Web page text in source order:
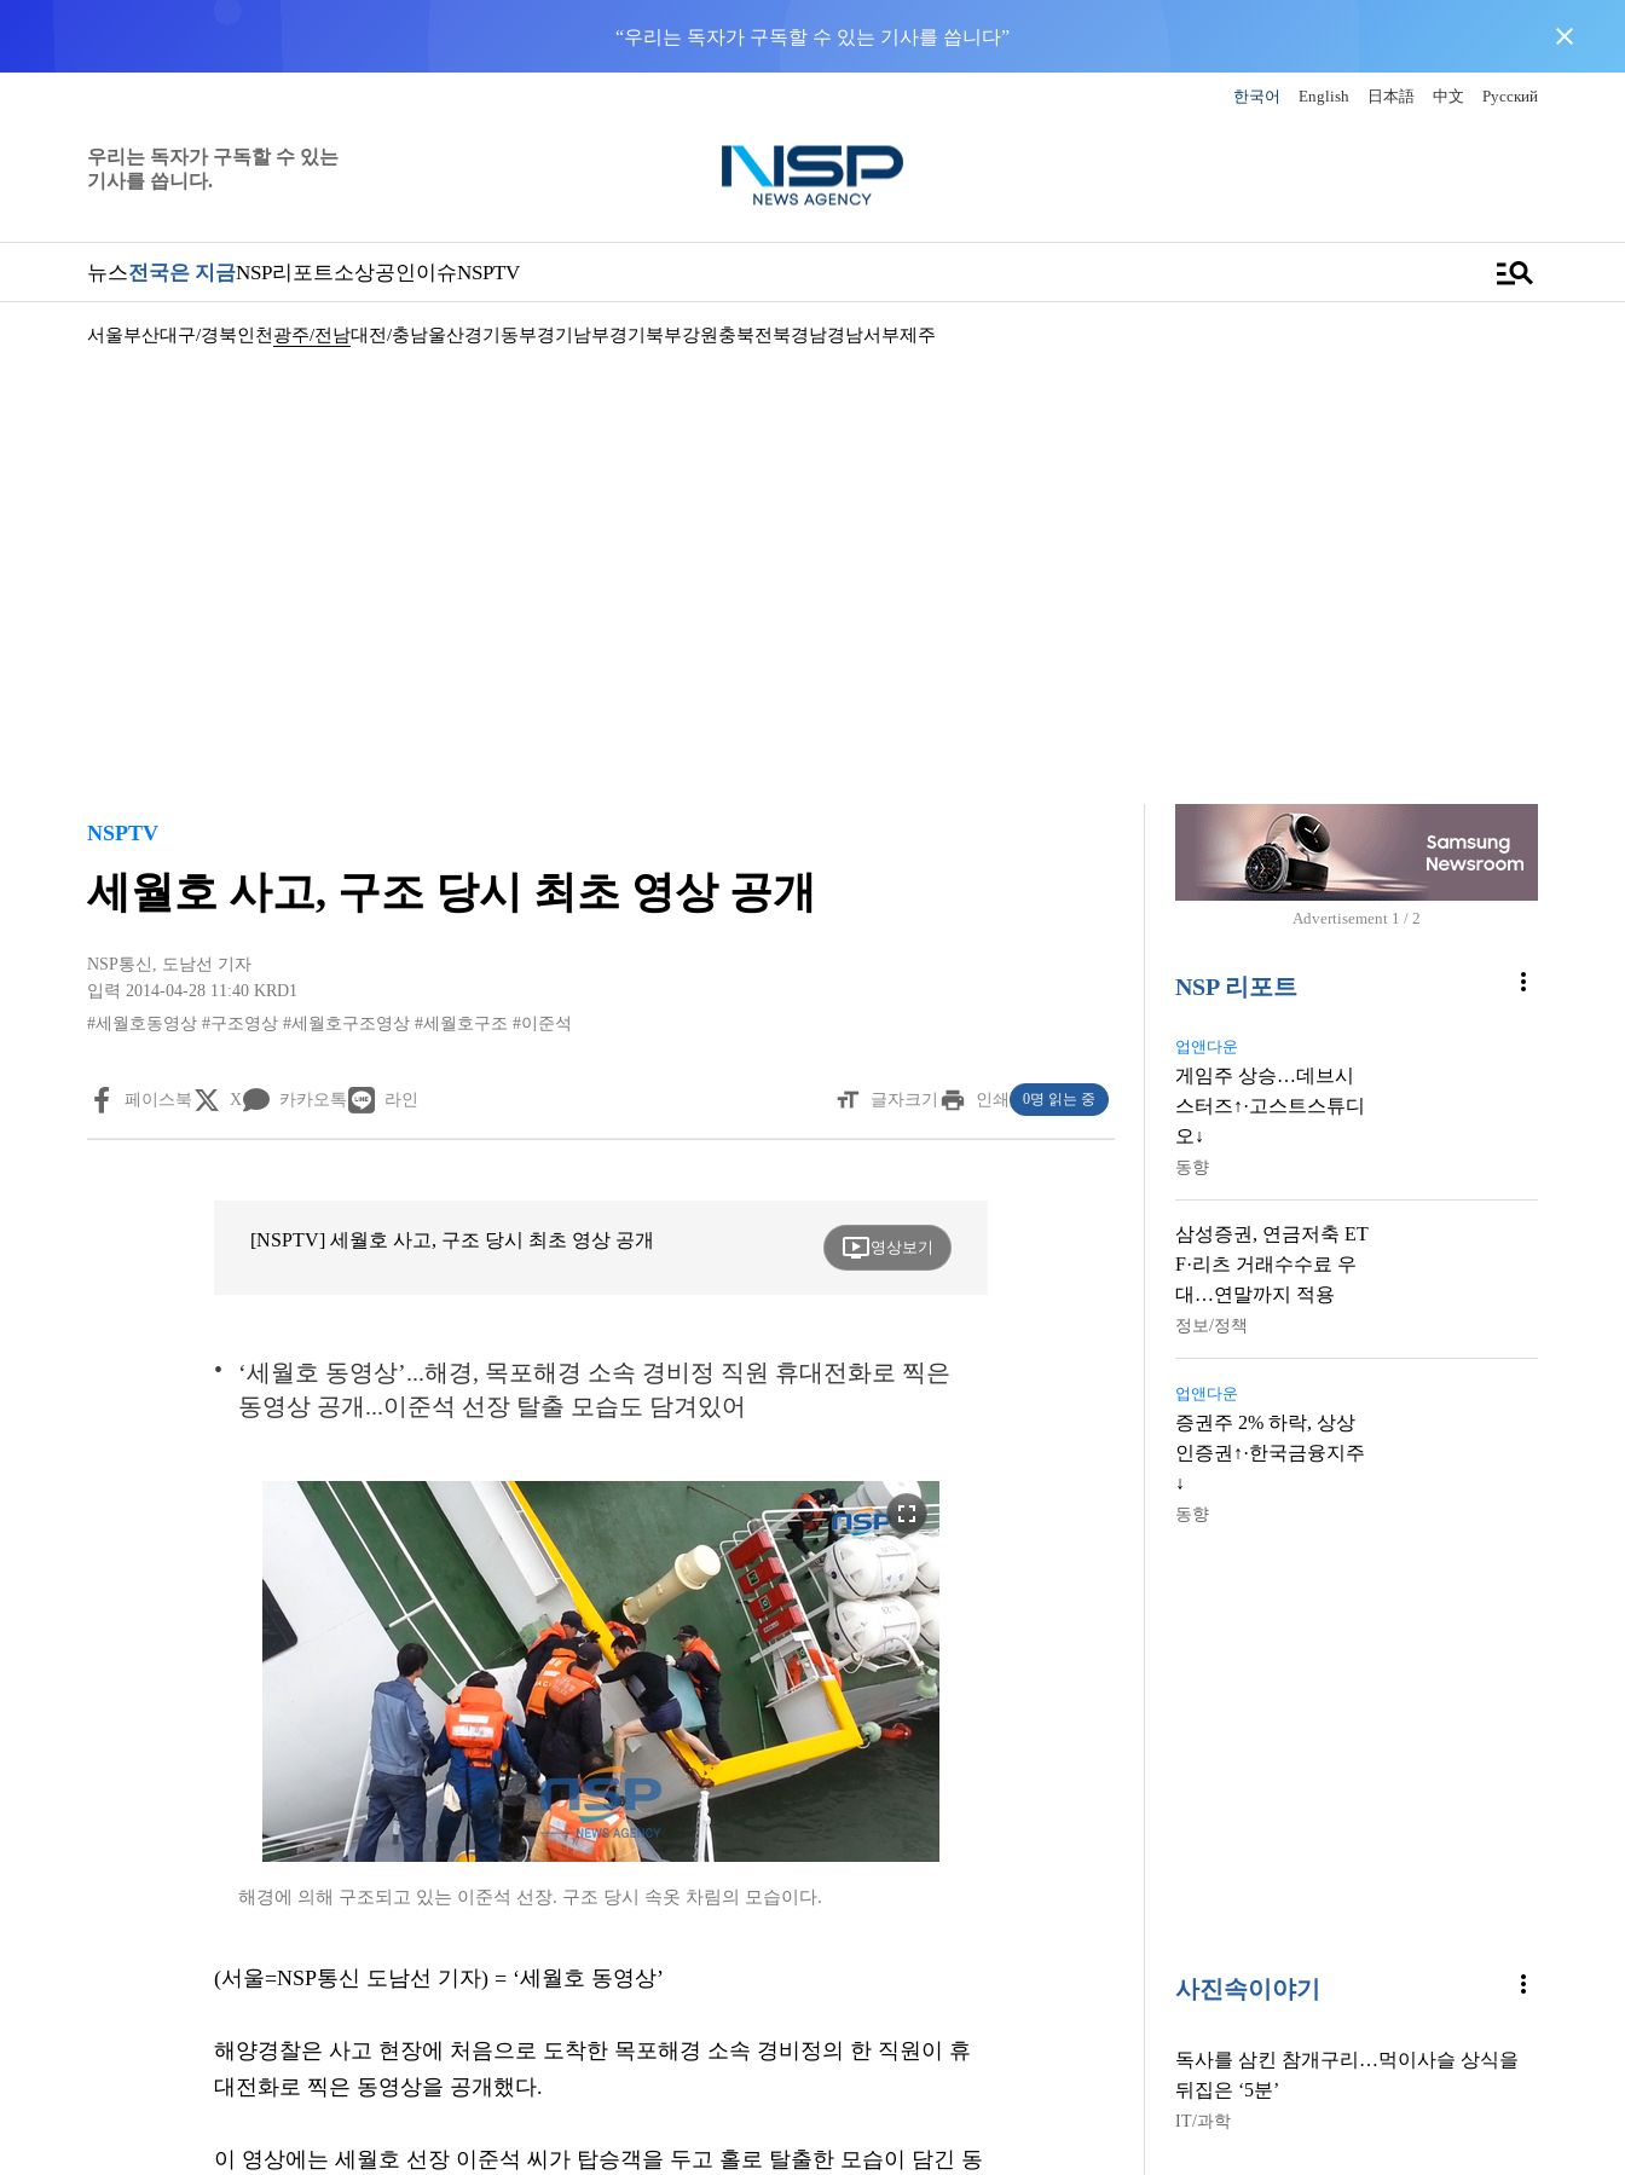
“우리는 독자가 구독할 수 있는 기사를 씁니다” close
한국어 English 日本語 中文 Русский
우리는 독자가 구독할 수 있는
기사를 씁니다.
뉴스전국은 지금NSP리포트소상공인이슈NSPTV manage_search
서울부산대구/경북인천 광주/전남대전/충남울산경기동부경기남부경기북부강원 충북전북경남경남서부제주
NSPTV
세월호 사고, 구조 당시 최초 영상 공개
NSP통신 , 도남선 기자
입력 2014-04-28 11:40 KRD1
#세월호동영상 #구조영상 #세월호구조영상 #세월호구조 #이준석
페이스북 X 카카오톡 라인 format_size 글자크기 print 인쇄 0명 읽는 중
[NSPTV] 세월호 사고, 구조 당시 최초 영상 공개 ondemand_video영상보기
‘세월호 동영상’...해경, 목포해경 소속 경비정 직원 휴대전화로 찍은
동영상 공개...이준석 선장 탈출 모습도 담겨있어
fullscreen
해경에 의해 구조되고 있는 이준석 선장. 구조 당시 속옷 차림의 모습이다.
(서울=NSP통신 도남선 기자) = ‘세월호 동영상’
해양경찰은 사고 현장에 처음으로 도착한 목포해경 소속 경비정의 한 직원이 휴
대전화로 찍은 동영상을 공개했다.
이 영상에는 세월호 선장 이준석 씨가 탑승객을 두고 홀로 탈출한 모습이 담긴 동
Advertisement 1 / 2
NSP 리포트 more_vert
업앤다운
게임주 상승…데브시
스터즈↑·고스트스튜디
오↓
동향
삼성증권, 연금저축 ET
F·리츠 거래수수료 우
대…연말까지 적용
정보/정책
업앤다운
증권주 2% 하락, 상상
인증권↑·한국금융지주
↓
동향
사진속이야기 more_vert
독사를 삼킨 참개구리…먹이사슬 상식을
뒤집은 ‘5분’
IT/과학